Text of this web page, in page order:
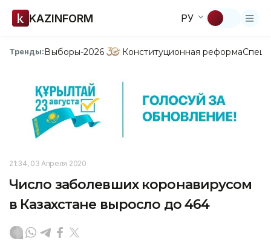
KAZINFORM РУ
Тренды:Выборы-2026 Конституционная реформа
21:34, 03 Апреля 2020
Число заболевших коронавирусом
в Казахстане выросло до 464